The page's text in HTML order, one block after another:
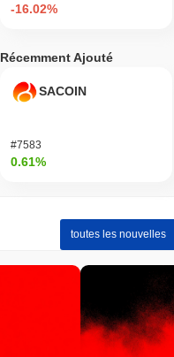
-16.02%
Récemment Ajouté
SACOIN
#7583
0.61%
toutes les nouvelles